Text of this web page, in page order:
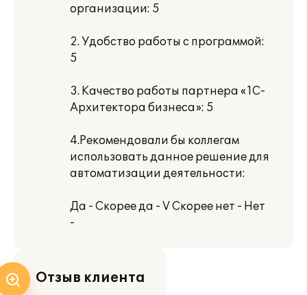
организации: 5
2. Удобство работы с программой:
5
3. Качество работы партнера «1С-
Архитектора бизнеса»: 5
4.Рекомендовали бы коллегам
использовать данное решение для
автоматизации деятельности:
Да - Скорее да - V Скорее нет - Нет
-
Отзыв клиента